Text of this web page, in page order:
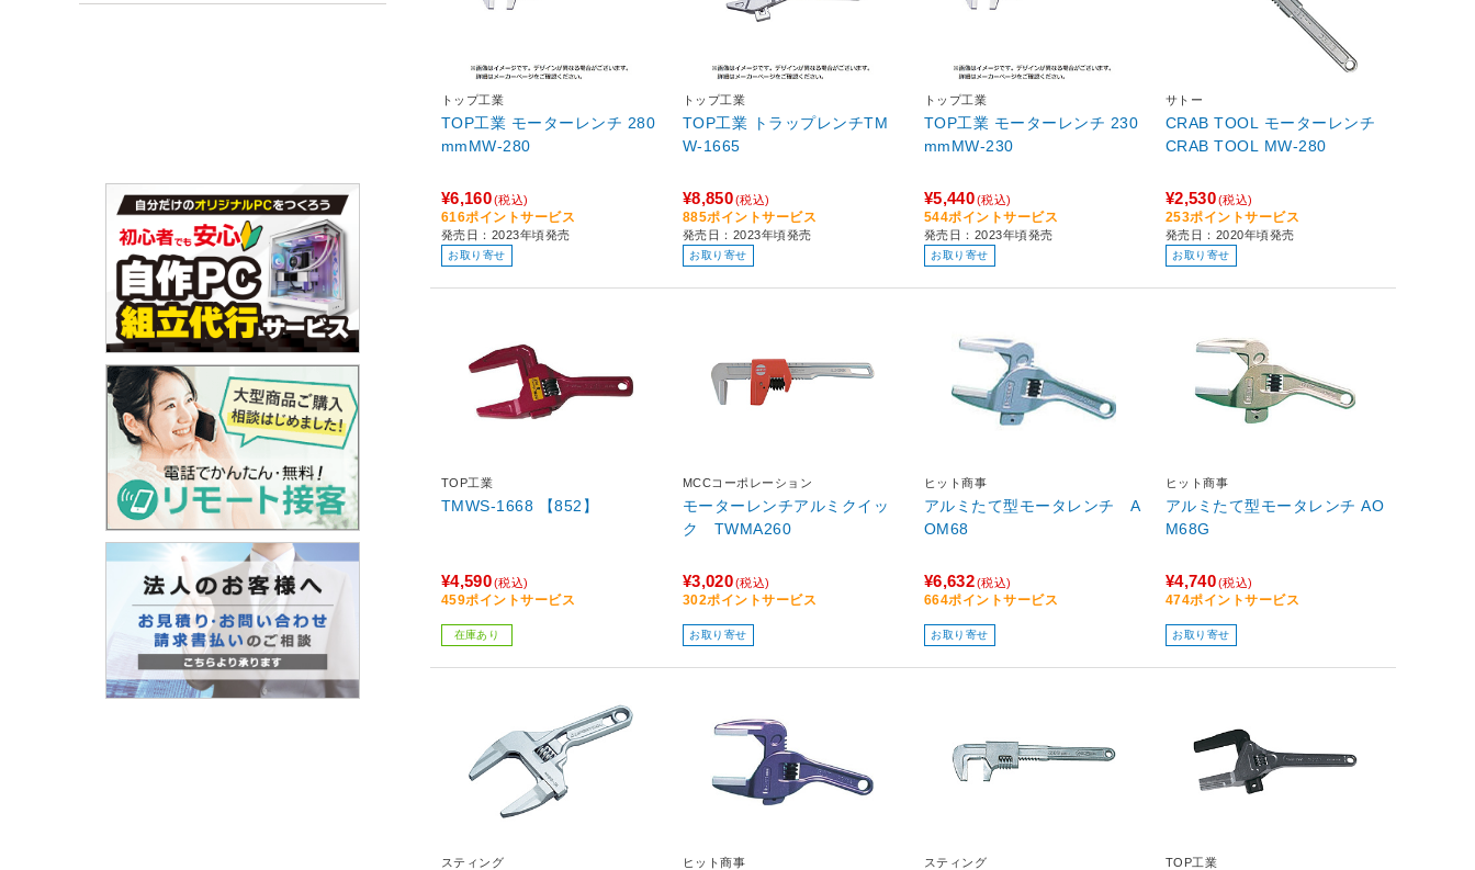
トップ工業
TOP工業 モーターレンチ 280
mmMW-280
¥6,160(税込)
616ポイントサービス
発売日：2023年頃発売
お取り寄せ
トップ工業
TOP工業 トラップレンチTM
W-1665
¥8,850(税込)
885ポイントサービス
発売日：2023年頃発売
お取り寄せ
トップ工業
TOP工業 モーターレンチ 230
mmMW-230
¥5,440(税込)
544ポイントサービス
発売日：2023年頃発売
お取り寄せ
サトー
CRAB TOOL モーターレンチ
CRAB TOOL MW-280
¥2,530(税込)
253ポイントサービス
発売日：2020年頃発売
お取り寄せ
TOP工業
TMWS-1668 【852】
¥4,590(税込)
459ポイントサービス
在庫あり
MCCコーポレーション
モーターレンチアルミクイッ
ク TWMA260
¥3,020(税込)
302ポイントサービス
お取り寄せ
ヒット商事
アルミたて型モータレンチ A
OM68
¥6,632(税込)
664ポイントサービス
お取り寄せ
ヒット商事
アルミたて型モータレンチ AO
M68G
¥4,740(税込)
474ポイントサービス
お取り寄せ
スティング ヒット商事 スティング TOP工業